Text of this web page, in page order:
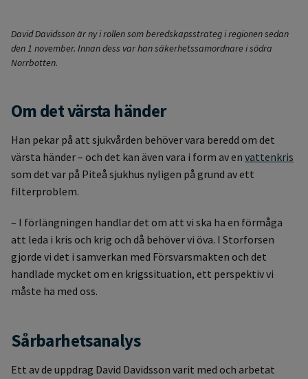
David Davidsson är ny i rollen som beredskapsstrateg i regionen sedan
den 1 november. Innan dess var han säkerhetssamordnare i södra
Norrbotten.
Om det värsta händer
Han pekar på att sjukvården behöver vara beredd om det
värsta händer – och det kan även vara i form av en vattenkris
som det var på Piteå sjukhus nyligen på grund av ett
filterproblem.
– I förlängningen handlar det om att vi ska ha en förmåga
att leda i kris och krig och då behöver vi öva. I Storforsen
gjorde vi det i samverkan med Försvarsmakten och det
handlade mycket om en krigssituation, ett perspektiv vi
måste ha med oss.
Sårbarhetsanalys
Ett av de uppdrag David Davidsson varit med och arbetat